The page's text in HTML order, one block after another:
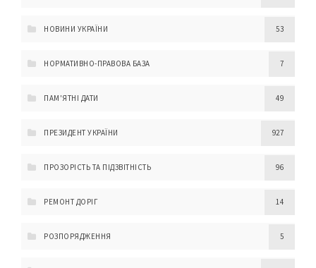
НОВИНИ УКРАЇНИ 53
НОРМАТИВНО-ПРАВОВА БАЗА 7
ПАМ'ЯТНІ ДАТИ 49
ПРЕЗИДЕНТ УКРАЇНИ 927
ПРОЗОРІСТЬ ТА ПІДЗВІТНІСТЬ 96
РЕМОНТ ДОРІГ 14
РОЗПОРЯДЖЕННЯ 5